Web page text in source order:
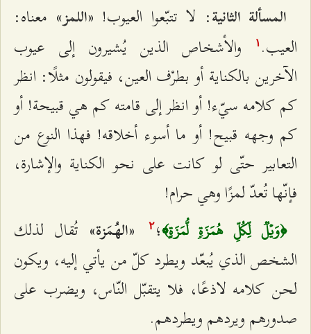
المسألة الثانية: لا تتبّعوا العيوب! «اللمز» معناه:
العيب. ۱
والأشخاص الذين يُشيرون إلى عيوب
الآخرين بالكناية أو بطرْف العين، فيقولون مثلًا: انظر
كم كلامه سيّء! أو انظر إلى قامته كم هي قبيحة! أو
كم وجهه قبيح! أو ما أسوء أخلاقه! فهذا النوع من
التعابير حتّى لو كانت على نحو الكناية والإشارة،
فإنّها تُعدّ لمزًا وهي حرام!
﴿وَيۡلٞ لِّكُلِّ هُمَزَةٖ لُّمَزَةٍ﴾؛٢ «الهُمَزة» تُقال لذلك
الشخص الذي يُبعّد ويطرد كلّ من يأتي إليه، ويكون
لحن كلامه لاذعًا، فلا يتقبّل النّاس، ويضرب على
صدورهم ويردهم ويطردهم.